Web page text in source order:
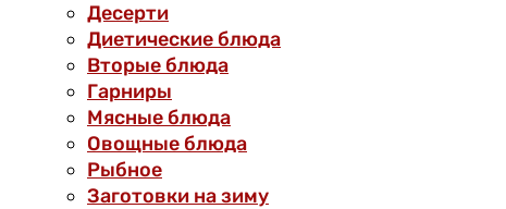
Десерти
Диетические блюда
Вторые блюда
Гарниры
Мясные блюда
Овощные блюда
Рыбное
Заготовки на зиму